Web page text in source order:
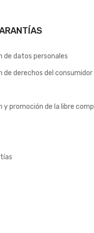
de datos personales
de derechos del consumidor
y promoción de la libre